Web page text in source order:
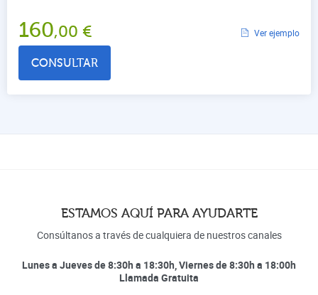
160,00 € Ver ejemplo
CONSULTAR
ESTAMOS AQUÍ PARA AYUDARTE
Consúltanos a través de cualquiera de nuestros canales
Lunes a Jueves de 8:30h a 18:30h, Viernes de 8:30h a 18:00h
Llamada Gratuita